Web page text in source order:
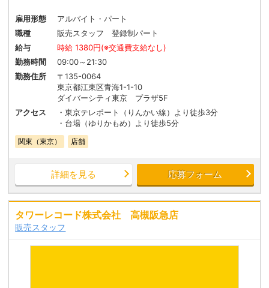
雇用形態
アルバイト・パート
職種
販売スタッフ 登録制パート
給与
時給 1380円(※交通費支給なし)
勤務時間
09:00～21:30
勤務住所
〒135-0064
東京都江東区青海1-1-10
ダイバーシティ東京 プラザ5F
アクセス
・東京テレポート（りんかい線）より徒歩3分
・台場（ゆりかもめ）より徒歩5分
関東（東京） 店舗
詳細を見る 応募フォーム
タワーレコード株式会社 高槻阪急店
販売スタッフ